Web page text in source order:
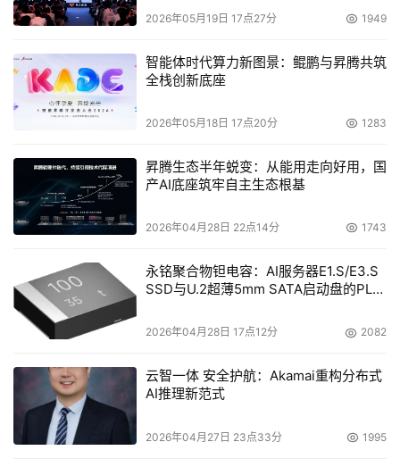
全球客户服务中心：http://gsc.gs-magicstor.com
本文来源于DOIT传媒，文章内容仅供参考，不构成投资建议。
2026年05月19日 17点27分 1949
智能体时代算力新图景：鲲鹏与昇腾共筑
全栈创新底座
2026年05月18日 17点20分 1283
昇腾生态半年蜕变：从能用走向好用，国
产AI底座筑牢自主生态根基
2026年04月28日 22点14分 1743
永铭聚合物钽电容：AI服务器E1.S/E3.S
SSD与U.2超薄5mm SATA启动盘的PLP
2026年04月28日 17点12分 2082
云智一体 安全护航：Akamai重构分布式
AI推理新范式
2026年04月27日 23点33分 1995